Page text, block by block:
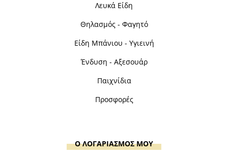
Λευκά Είδη
Θηλασμός - Φαγητό
Είδη Μπάνιου - Υγιεινή
Ένδυση - Αξεσουάρ
Παιχνίδια
Προσφορές
Ο ΛΟΓΑΡΙΑΣΜΟΣ ΜΟΥ